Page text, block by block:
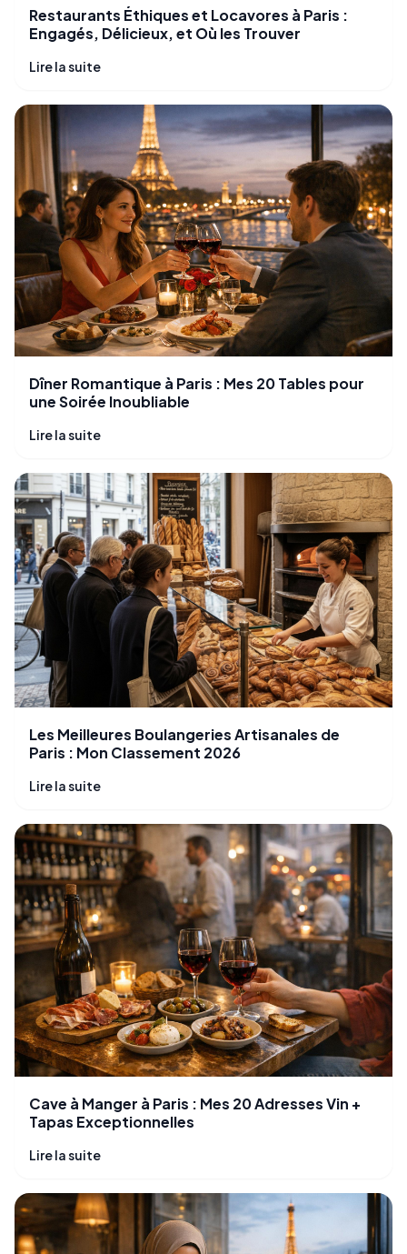
Restaurants Éthiques et Locavores à Paris :
Engagés, Délicieux, et Où les Trouver
Lire la suite
Dîner Romantique à Paris : Mes 20 Tables pour
une Soirée Inoubliable
Lire la suite
Les Meilleures Boulangeries Artisanales de
Paris : Mon Classement 2026
Lire la suite
Cave à Manger à Paris : Mes 20 Adresses Vin +
Tapas Exceptionnelles
Lire la suite